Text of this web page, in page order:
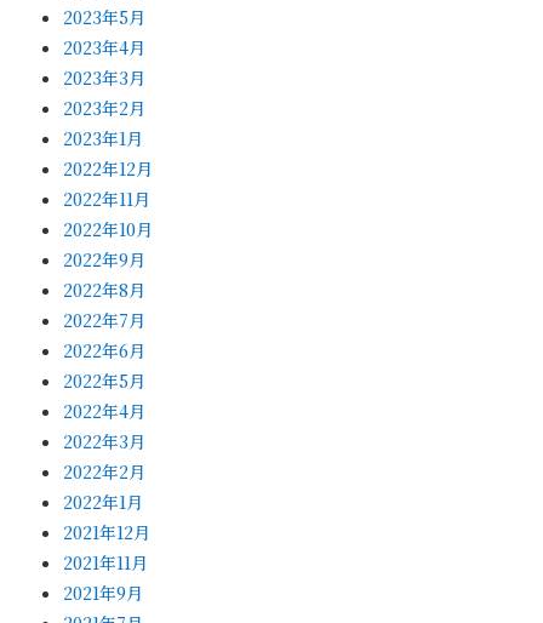
2023年5月
2023年4月
2023年3月
2023年2月
2023年1月
2022年12月
2022年11月
2022年10月
2022年9月
2022年8月
2022年7月
2022年6月
2022年5月
2022年4月
2022年3月
2022年2月
2022年1月
2021年12月
2021年11月
2021年9月